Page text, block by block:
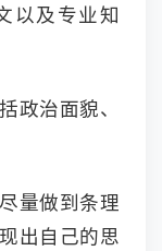
以及专业知
政治面貌、
量做到条理
出自己的思